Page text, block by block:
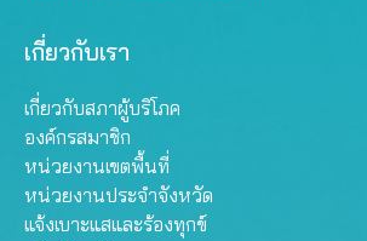
เกี่ยวกับเรา
เกี่ยวกับสภาผู้บริโภค
องค์กรสมาชิก
หน่วยงานเขตพื้นที่
หน่วยงานประจำจังหวัด
แจ้งเบาะแสและร้องทุกข์